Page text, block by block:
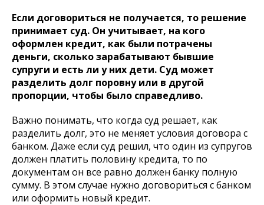
Если договориться не получается, то решение
принимает суд. Он учитывает, на кого
оформлен кредит, как были потрачены
деньги, сколько зарабатывают бывшие
супруги и есть ли у них дети. Суд может
разделить долг поровну или в другой
пропорции, чтобы было справедливо.
Важно понимать, что когда суд решает, как
разделить долг, это не меняет условия договора с
банком. Даже если суд решил, что один из супругов
должен платить половину кредита, то по
документам он все равно должен банку полную
сумму. В этом случае нужно договориться с банком
или оформить новый кредит.